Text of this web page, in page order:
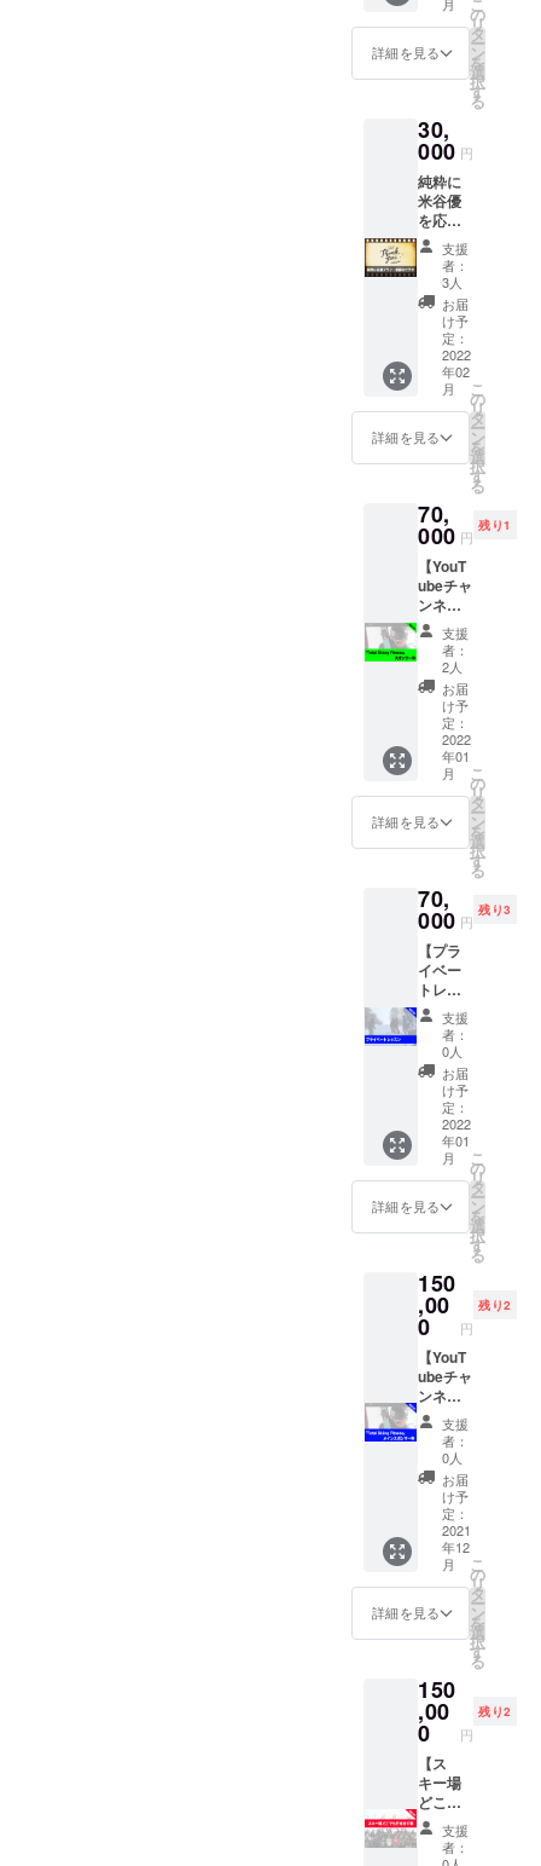
に滑っ
て楽し
むセッ
ション
イベン
参加が
できま
す。皆
んなで
ワイワ
イ滑り
ましょ
う！
レッス
ンでは
ないの
でご注
意くだ
さい。
＊日
程 12
月4日、
月8日、
ずれか
で開催
予定。
降雪状
況をみ
て、日
にちが
近づい
てきた
ら決定
いたし
ます。
また状
況に
よって
は別途
開催日
ます。
＊場
所 新
潟県内
もしく
は群馬
県内ス
キー場
にて実
施予定
＊人
数 30
名 ＊予
定して
いる
ション
内容
パーク
セッ
ション
（アド
バイス
付） ＊
参加レ
ベル
スキー
場を上
から下
までコ
ント
ロール
しなが
ら降り
れるこ
と ＊支
費・滞
在費・
リフト
パスに
つい
て 自
己負担
詳細を見る
の
リ
タ
ー
ン
を
選
択
す
る
30,
000 円
純粋に
米谷優
を応
援！！
【感謝
のビデ
オレ
ター】
純粋に
米谷優
を応援
してい
ただく
プラン
です。
感謝の
メッ
セージ
を撮影
してお
送りし
ます。
支援
者：
3人
お届
け予
定：
2022
年02
月
詳細を見る
こ
の
リ
タ
ー
ン
を
選
択
す
る
70,
000 円
残り1
【YouT
ubeチャ
ンネル
2021-
22シー
ズン
「Total
Skiing
Fitness
」スポ
サー】
ウィン
ター
シーズ
ンで100
生され
る
YouTub
eチャン
ネル
「Total
Skiing
Fitness
」のス
ポン
サー権
または
社名の
掲載 ・
2021-
22シー
画の
オープ
ニング
で御社
のロゴ
または
社名を
掲載し
ます。
YouTub
eチャン
ネル：
Total
Skiing
Fitness
https://
www.yo
utube.c
nnel/UC
I76aod
KPR8R
o0gGg
※ 必要
情報 掲
載する
ロゴな
どの必
要情報
支援
者：
2人
お届
け予
定：
2022
年01
月
詳細を見る
こ
の
リ
タ
ー
ン
を
選
択
す
る
70,
000 円
残り3
【プラ
イベー
トレッ
スン】
プライ
ベート
レッス
ンを実
施しま
す。 1
レッス
ンの最
大対応
人数は
～3名と
させて
きま
す。 日
程：DM
等で調
整の
上、1月
以降で
調整さ
せてい
ただき
ます。
場所：
スキー
場、も
しくは
オフト
レーニ
ング施
設。開
催場所
望を聞
いたう
えで調
整の上
決定し
ます。
対応可
能ジャ
ンル：
ジャン
支援
者：
0人
お届
け予
定：
2022
年01
月
詳細を見る
こ
の
リ
タ
ー
ン
を
選
択
す
る
150
,00
0 円
残り2
【YouT
ubeチャ
ンネル
2021-
22シー
ズン
「Total
Skiing
Fitness
」メイ
ンスポ
サー】
ウィン
ター
シーズ
ンで100
万回再
生され
る
YouTub
eチャン
ネル
「Total
Skiing
Fitness
」のメ
支援
者：
0人
お届
け予
定：
2021
年12
月
詳細を見る
こ
の
リ
タ
ー
ン
を
選
択
す
る
150
,00
0 円
残り2
【ス
キー場
どこで
も行き
ます
券】 全
支援
者：